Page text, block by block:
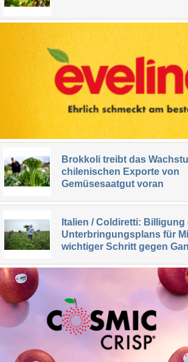
Brokkoli treibt das
chilenischen Exporte von
Gemüsesaatgut voran
Italien / Coldiretti: Billigung
Unterbringungsplans für
wichtiger Schritt gegen